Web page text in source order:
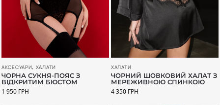
АКСЕСУАРИ, ХАЛАТИ
ЧОРНА СУКНЯ-ПОЯС З
ВІДКРИТИМ БЮСТОМ
1 950 ГРН
ХАЛАТИ
ЧОРНИЙ ШОВКОВИЙ ХАЛАТ З
МЕРЕЖИВНОЮ СПИНКОЮ
4 350 ГРН